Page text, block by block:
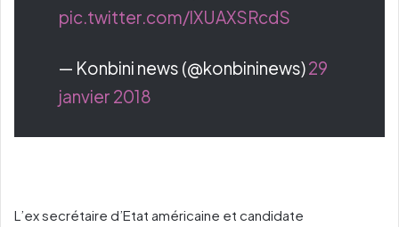
pic.twitter.com/lXUAXSRcdS
— Konbini news (@konbininews)29
janvier 2018
L’ex secrétaire d’Etat américaine et candidate